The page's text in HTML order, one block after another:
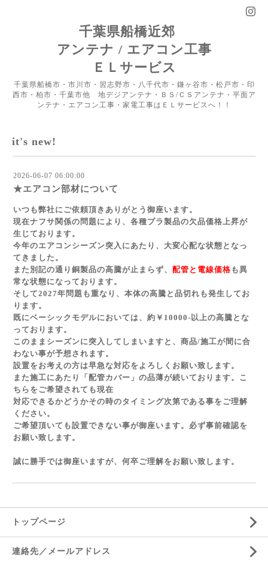
千葉県船橋近郊
アンテナ / エアコン工事
ＥＬサービス
千葉県船橋市・市川市・習志野市・八千代市・鎌ヶ谷市・松戸市・印
西市・柏市・千葉市他 地デジアンテナ・ＢＳ/ＣＳアンテナ・平面ア
ンテナ・エアコン工事・家電工事はＥＬサービスへ！！
it's new!
2026-06-07 06:00:00
★エアコン部材について
いつも弊社にご依頼頂きありがとう御座います。
現在ナフサ関係の問題により、各種プラ製品の欠品価格上昇が
生じております。
今年のエアコンシーズン突入にあたり、大変心配な状態となっ
てきました。
また別記の通り銅製品の高騰が止まらず、 配管と電線価格 も異
常な状態になっております。
そして2027年問題も重なり、本体の高騰と品切れも発生してお
ります。
既にベーシックモデルにおいては、約￥10000-以上の高騰とな
っております。
このままシーズンに突入してしまいますと、商品/施工が間に合
わない事が予想されます。
設置をお考えの方は早急な対応をよろしくお願い致します。
また施工にあたり「配管カバー」の品薄が続いております。こ
ちらをご希望されても現在
対応できるかどうかその時のタイミング次第である事をご理解
ください。
ご希望頂いても設置できない事が御座います。必ず事前確認を
お願い致します。
誠に勝手では御座いますが、何卒ご理解をお願い致します。
トップページ
連絡先／メールアドレス